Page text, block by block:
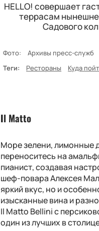
HELLO! совершает
террасам
Садового
Фото: Архивы пресс-служб
Теги:
Рестораны Куда
Il Matto
Море зелени, лимонные
переноситесь на
пианист, создавая
шеф-повара Алексея
яркий вкус, но и
изысканные вина и
Il Matto Bellini с
один из лучших в